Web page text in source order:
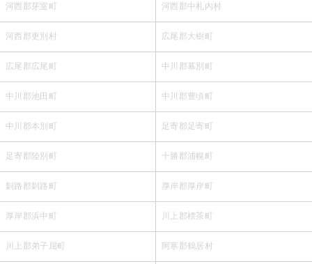
河西郡芽室町 河西郡中札内村
河西郡更別村 広尾郡大樹町
広尾郡広尾町 中川郡幕別町
中川郡池田町 中川郡豊頃町
中川郡本別町 足寄郡足寄町
足寄郡陸別町 十勝郡浦幌町
釧路郡釧路町 厚岸郡厚岸町
厚岸郡浜中町 川上郡標茶町
川上郡弟子屈町 阿寒郡鶴居村